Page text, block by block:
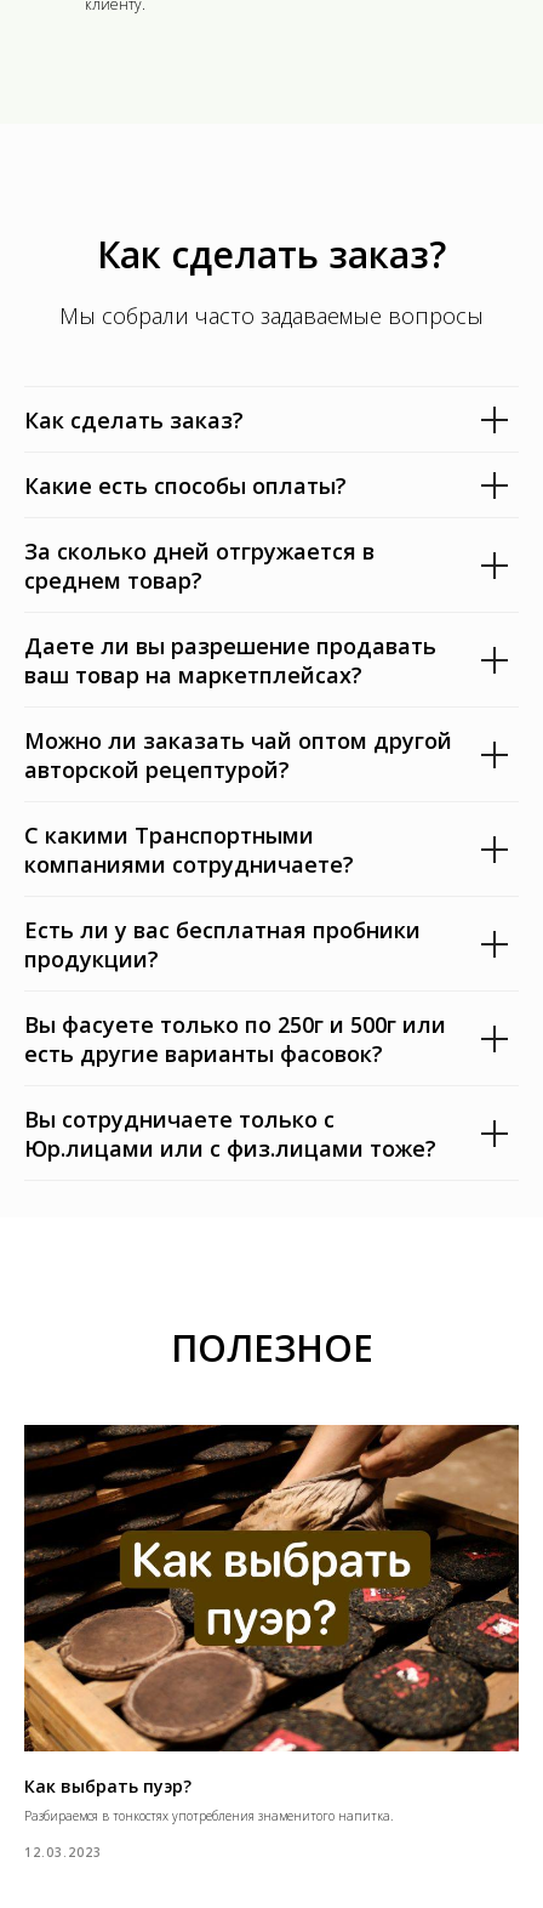
клиенту.
Как сделать заказ?
Мы собрали часто задаваемые вопросы
Как сделать заказ?
Какие есть способы оплаты?
За сколько дней отгружается в
среднем товар?
Даете ли вы разрешение продавать
ваш товар на маркетплейсах?
Можно ли заказать чай оптом другой
авторской рецептурой?
С какими Транспортными
компаниями сотрудничаете?
Есть ли у вас бесплатная пробники
продукции?
Вы фасуете только по 250г и 500г или
есть другие варианты фасовок?
Вы сотрудничаете только с
Юр.лицами или с физ.лицами тоже?
ПОЛЕЗНОЕ
Как выбрать пуэр?
Разбираемся в тонкостях употребления знаменитого напитка.
12.03.2023